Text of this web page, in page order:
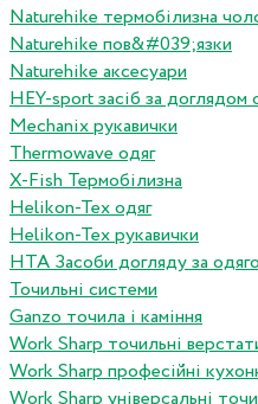
Naturehike термобілизна
Naturehike пов&#039;язки
Naturehike аксесуари
HEY-sport засіб за доглядом
Mechanix рукавички
Thermowave одяг
X-Fish Термобілизна
Helikon-Tex одяг
Helikon-Tex рукавички
HTA Засоби догляду за
Точильні системи
Ganzo точила і каміння
Work Sharp точильні
Work Sharp професiйнi